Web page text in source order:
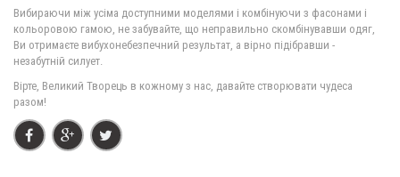
720.00грн.
Стильне плаття жіноче із відкритими плечима "Candys"
370.00грн.
Стильне жіноче плаття з блискавкою спереду
Вибираючи між усіма доступними моделями і комбінуючи з фасонами і
кольоровою гамою, не забувайте, що неправильно скомбінувавши одяг,
Ви отримаєте вибухонебезпечний результат, а вірно підібравши -
незабутній силует.
Вірте, Великий Творець в кожному з нас, давайте створювати чудеса
разом!